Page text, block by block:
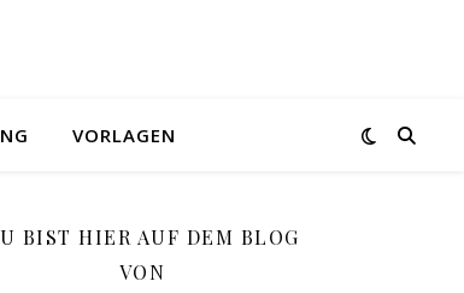
VORLAGEN
BIST HIER AUF DEM BLOG
VON